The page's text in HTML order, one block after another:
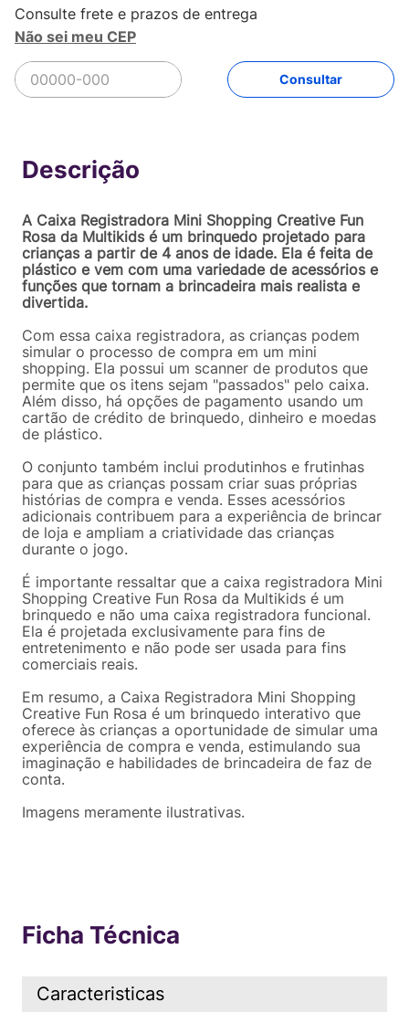
Não sei meu CEP
R$139,90
46
A Caixa Registradora Mini Shopping Creative Fun
Rosa da Multikids é um brinquedo projetado para
crianças a partir de 4 anos de idade. Ela é feita de
plástico e vem com uma variedade de acessórios e
funções que tornam a brincadeira mais realista e
divertida.
Com essa caixa registradora, as crianças podem
simular o processo de compra em um mini
shopping. Ela possui um scanner de produtos que
permite que os itens sejam "passados" pelo caixa.
Além disso, há opções de pagamento usando um
cartão de crédito de brinquedo, dinheiro e moedas
de plástico.
O conjunto também inclui produtinhos e frutinhas
para que as crianças possam criar suas próprias
histórias de compra e venda. Esses acessórios
adicionais contribuem para a experiência de brincar
de loja e ampliam a criatividade das crianças
durante o jogo.
É importante ressaltar que a caixa registradora Mini
Shopping Creative Fun Rosa da Multikids é um
brinquedo e não uma caixa registradora funcional.
Ela é projetada exclusivamente para fins de
entretenimento e não pode ser usada para fins
comerciais reais.
Em resumo, a Caixa Registradora Mini Shopping
Creative Fun Rosa é um brinquedo interativo que
oferece às crianças a oportunidade de simular uma
experiência de compra e venda, estimulando sua
imaginação e habilidades de brincadeira de faz de
conta.
Imagens meramente ilustrativas.
Ficha Técnica
Caracteristicas